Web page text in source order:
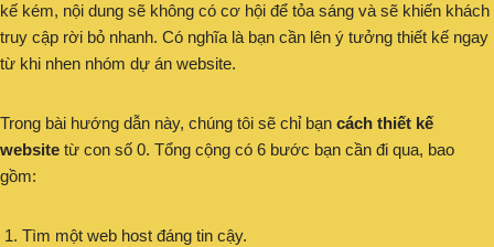
kế kém, nội dung sẽ không có cơ hội để tỏa sáng và sẽ khiến khách
truy cập rời bỏ nhanh. Có nghĩa là bạn cần lên ý tưởng thiết kế ngay
từ khi nhen nhóm dự án website.
Trong bài hướng dẫn này, chúng tôi sẽ chỉ bạn cách thiết kế
website từ con số 0. Tổng cộng có 6 bước bạn cần đi qua, bao
gồm:
Tìm một web host đáng tin cậy.